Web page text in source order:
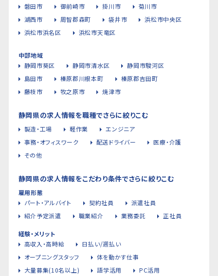
磐田市 御前崎市 掛川市
菊川市
湖西市
周智郡森町 袋井市
浜松市中央区
浜松市浜名区
浜松市天竜区
中部地域
静岡市葵区
静岡市清水区
静岡市駿河区
島田市
榛原郡川根本町
榛原郡吉田町
藤枝市
牧之原市 焼津市
静岡県の求人情報を職種でさらに絞りこむ
製造・工場 軽作業
エンジニア
事務・オフィスワーク
配送ドライバー
医療・介護
その他
静岡県の求人情報をこだわり条件でさらに絞りこむ
雇用形態
パート・アルバイト
契約社員
派遣社員
紹介予定派遣
職業紹介 業務委託 正社員
経験・メリット
高収入・高時給
日払い/週払い
オープニングスタッフ
体を動かす仕事
大量募集(10名以上)
語学活用
PC活用